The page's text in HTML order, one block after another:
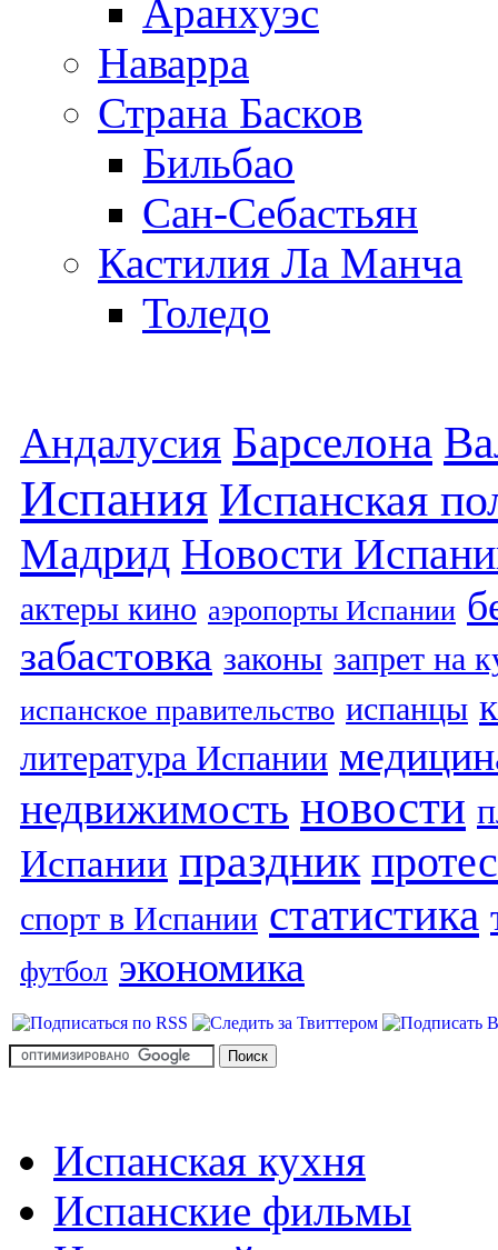
Аранхуэс
Наварра
Страна Басков
Бильбао
Сан-Себастьян
Кастилия Ла Манча
Толедо
Андалусия Барселона
Испания Испанская
Мадрид Новости
актеры кино аэропорты Испании
забастовка законы запрет на
испанское правительство испанцы
литература Испании
недвижимость новости
Испании праздник
спорт в Испании статистика
футбол экономика
Испанская кухня
Испанские фильмы